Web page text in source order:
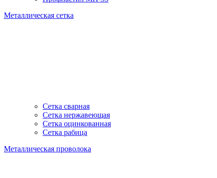
Металлическая сетка
Сетка сварная
Сетка нержавеющая
Сетка оцинкованная
Сетка рабица
Металлическая проволока